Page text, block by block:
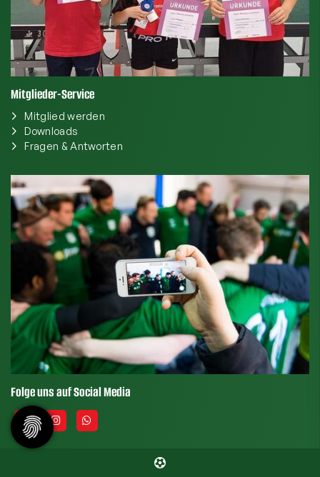
Mitglieder-Service
Mitglied werden
Downloads
Fragen & Antworten
Folge uns auf Social Media